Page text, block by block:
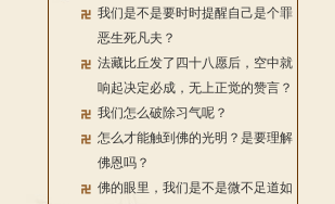
我们是不是要时时提醒自己是个罪
恶生死凡夫？
法藏比丘发了四十八愿后，空中就
响起决定必成，无上正觉的赞言？
我们怎么破除习气呢？
怎么才能触到佛的光明？是要理解
佛恩吗？
佛的眼里，我们是不是微不足道如